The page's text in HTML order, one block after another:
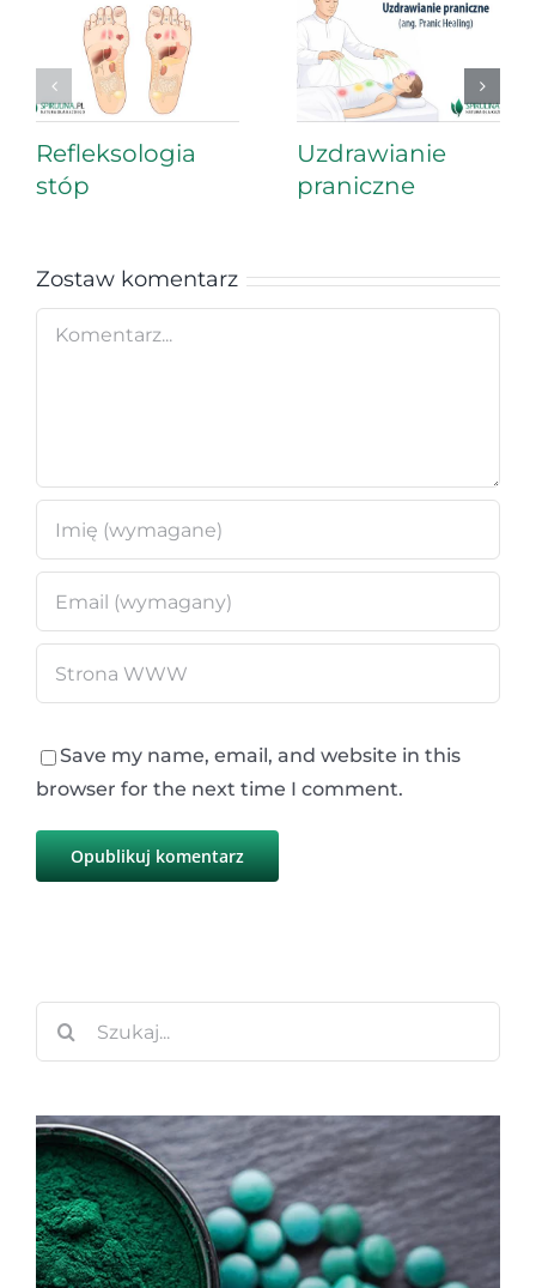
Refleksologia
stóp
Uzdrawianie
praniczne
Zostaw komentarz
Comment
Save my name, email, and website in this
browser for the next time I comment.